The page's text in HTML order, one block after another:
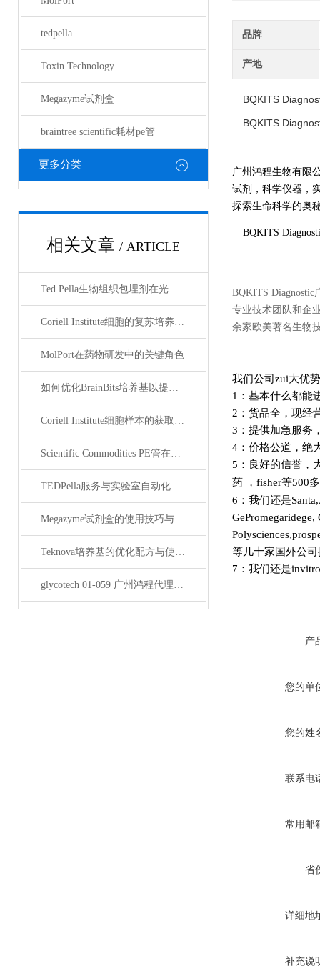
tedpella
Toxin Technology
Megazyme试剂盒
braintree scientific耗材pe管
更多分类
相关文章 / ARTICLE
Ted Pella生物组织包埋剂在光镜与电镜联用技术中的应用
Coriell Institute细胞的复苏培养与质量控制规范
MolPort在药物研发中的关键角色
如何优化BrainBits培养基以提高实验效果？
Coriell Institute细胞样本的获取与应用指南
Scientific Commodities PE管在环保实验中的作用
TEDPella服务与实验室自动化设备的整合
Megazyme试剂盒的使用技巧与实验优化方法
Teknova培养基的优化配方与使用技巧
glycotech 01-059 广州鸿程代理：开启糖生物学研究新征程
品牌
产地
BQKITS
BQKITS
广州鸿程生物有限
试剂，科学仪器，
探索生命科学的奥
BQKITS
BQKITS
专业技术团队和企
余家欧美著名生物
我们公司zui大优
1：基本什么都能
2：货品全，现经
3：提供加急服务
4：价格公道，绝
5：良好的信誉，
药
，fisher等500
6：我们还是
等几十家国外公
7：我们还是
产
您的单
您的姓
联系电
常用邮
省
详细地
补充说